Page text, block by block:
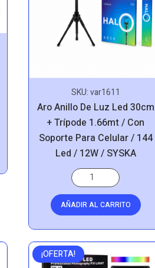
SKU:var1611
Aro Anillo De Luz Led 30cm
+ Trípode 1.66mt / Con
Soporte Para Celular / 144
Led / 12W / SYSKA
AÑADIR AL CARRITO
¡OFERTA!